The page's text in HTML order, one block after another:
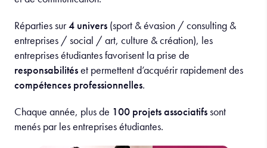
Réparties sur4 univers (sport & évasion / consulting &
entreprises / social / art, culture & création), les
entreprises étudiantes favorisent la prise de
responsabilitéset permettent d’acquérir rapidement des
compétences professionnelles.
Chaque année, plus de 100 projets associatifssont
menés par les entreprises étudiantes.